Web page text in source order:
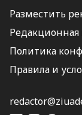
Разместить
Политика
Правила и